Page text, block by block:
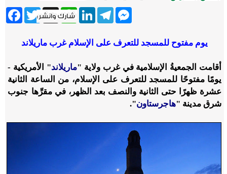
Twitter X
WhatsApp
LinkedInTelegram
Messenger
يوم مفتوح للمسجد للتعرف على الإسلام غرب ماريلاند
أقامت الجمعيةُ الإسلامية في غرب ولاية "ماريلاند" الأمريكية -
يومًا مفتوحًا للمسجد للتعرف على الإسلام، من الساعة الثانية
عشرة ظهرًا حتى الثانية والنصف بعد الظهر، في مقرِّها جنوب
شرق مدينة "هاجرستاون".